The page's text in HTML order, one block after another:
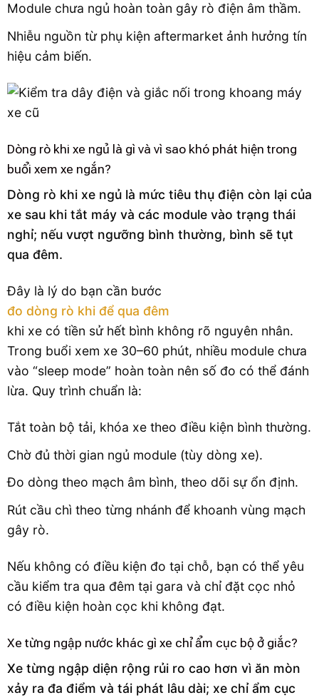
Module chưa ngủ hoàn toàn gây rò điện âm thầm.
Nhiễu nguồn từ phụ kiện aftermarket ảnh hưởng tín
hiệu cảm biến.
Dòng rò khi xe ngủ là gì và vì sao khó phát hiện trong
buổi xem xe ngắn?
Dòng rò khi xe ngủ là mức tiêu thụ điện còn lại của
xe sau khi tắt máy và các module vào trạng thái
nghỉ; nếu vượt ngưỡng bình thường, bình sẽ tụt
qua đêm.
Đây là lý do bạn cần bước
đo dòng rò khi để qua đêm
khi xe có tiền sử hết bình không rõ nguyên nhân.
Trong buổi xem xe 30–60 phút, nhiều module chưa
vào “sleep mode” hoàn toàn nên số đo có thể đánh
lừa. Quy trình chuẩn là:
Tắt toàn bộ tải, khóa xe theo điều kiện bình thường.
Chờ đủ thời gian ngủ module (tùy dòng xe).
Đo dòng theo mạch âm bình, theo dõi sự ổn định.
Rút cầu chì theo từng nhánh để khoanh vùng mạch
gây rò.
Nếu không có điều kiện đo tại chỗ, bạn có thể yêu
cầu kiểm tra qua đêm tại gara và chỉ đặt cọc nhỏ
có điều kiện hoàn cọc khi không đạt.
Xe từng ngập nước khác gì xe chỉ ẩm cục bộ ở giắc?
Xe từng ngập diện rộng rủi ro cao hơn vì ăn mòn
xảy ra đa điểm và tái phát lâu dài; xe chỉ ẩm cục